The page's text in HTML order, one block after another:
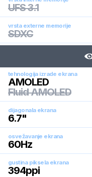
UFS 3.1
vrsta externe memorije
SDXC
tehnologija izrade ekrana
AMOLED
Fluid AMOLED
dijagonala ekrana
6.7"
osvežavanje ekrana
60Hz
gustina piksela ekrana
394ppi